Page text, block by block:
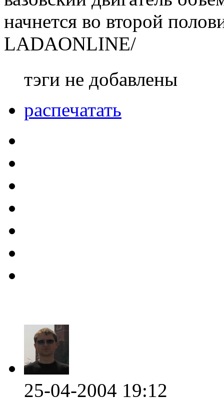
начнется во второй
LADAONLINE/
тэги не добавлены
распечатать
25-04-2004 19:12